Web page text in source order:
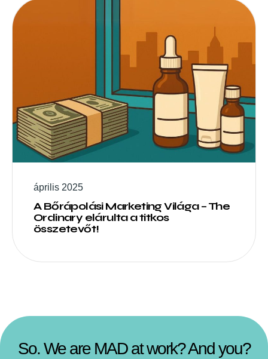
április 2025
A Bőrápolási Marketing Világa – The
Ordinary elárulta a titkos
összetevőt!
So. We are MAD at work? And you?